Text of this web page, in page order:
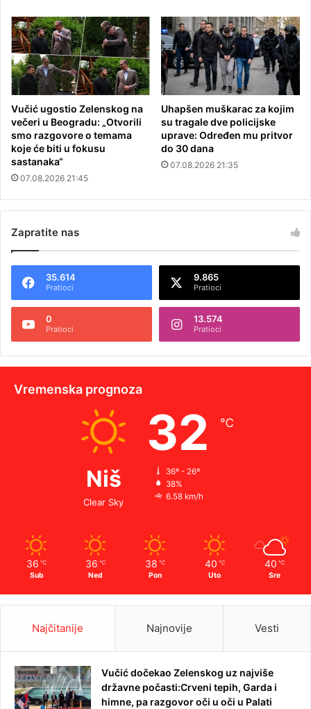
Vučić ugostio Zelenskog na
večeri u Beogradu: „Otvorili
smo razgovore o temama
koje će biti u fokusu
sastanaka“
07.08.2026 21:45
Uhapšen muškarac za kojim
su tragale dve policijske
uprave: Određen mu pritvor
do 30 dana
07.08.2026 21:35
Zapratite nas
35.614
Pratioci
9.865
Pratioci
0
Pratioci
13.574
Pratioci
Vremenska prognoza
Niš
Clear Sky
32 ℃
36º - 26º
38%
6.58 km/h
36 ℃
Sub
36 ℃
Ned
38 ℃
Pon
40 ℃
Uto
40 ℃
Sre
Najčitanije Najnovije Vesti
Vučić dočekao Zelenskog uz najviše
državne počasti:Crveni tepih, Garda i
himne, pa razgovor oči u oči u Palati